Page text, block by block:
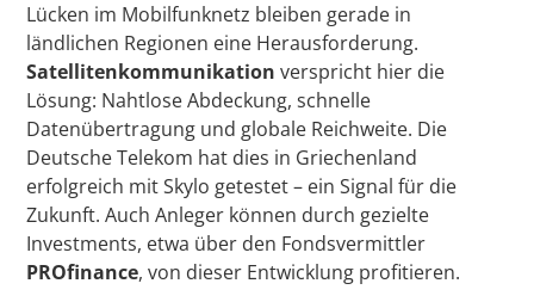
Lücken im Mobilfunknetz bleiben gerade in
ländlichen Regionen eine Herausforderung.
Satellitenkommunikation verspricht hier die
Lösung: Nahtlose Abdeckung, schnelle
Datenübertragung und globale Reichweite. Die
Deutsche Telekom hat dies in Griechenland
erfolgreich mit Skylo getestet – ein Signal für die
Zukunft. Auch Anleger können durch gezielte
Investments, etwa über den Fondsvermittler
PROfinance, von dieser Entwicklung profitieren.